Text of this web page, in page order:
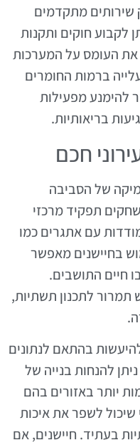
שירותים מתקדמים
לקבוע חוקים ותקנות
את העומס על המערכות
ברמות החומרים
להימנע מפעילות
בריאותיות.
חכם
של הסביבה
תפקיד מרכזי
עם אתגרים כמו
בחיישנים מאפשר
חיים התושבים.
תמרור לתכנון תשתיות,
בהתאם לנתונים
להנחות בנייה של
יותר באזורים בהם
שיכול לשפר את איכות
בעתיד. חיישנים, אם